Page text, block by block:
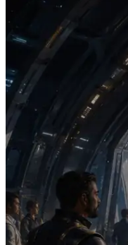
2026.07.04
ERPC lança
x402 — A era
pagam sob
precisam